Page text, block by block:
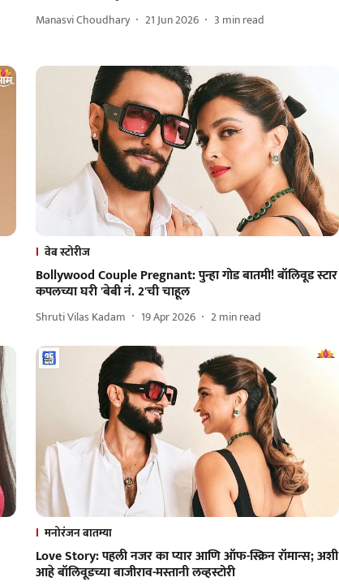
Manasvi Choudhary 21 Jun 2026 3 min read
वेब स्टोरीज
Bollywood Couple Pregnant: पुन्हा गोड बातमी! बॉलिवूड स्टार
कपलच्या घरी 'बेबी नं. 2'ची चाहूल
Shruti Vilas Kadam 19 Apr 2026 2min read
मनोरंजन बातम्या
Love Story: पहली नजर का प्यार आणि ऑफ-स्क्रिन रॉमान्स; अशी
आहे बॉलिवूडच्या बाजीराव-मस्तानी लव्हस्टोरी